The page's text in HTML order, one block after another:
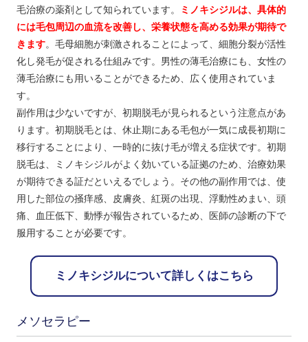
毛治療の薬剤として知られています。
ミノキシジルは、具体的
には毛包周辺の血流を改善し、栄養状態を高める効果が期待で
きます。毛母細胞が刺激されることによって、細胞分裂が活性
化し発毛が促される仕組みです。男性の薄毛治療にも、女性の
薄毛治療にも用いることができるため、広く使用されていま
す。
副作用は少ないですが、初期脱毛が見られるという注意点があ
ります。初期脱毛とは、休止期にある毛包が一気に成長初期に
移行することにより、一時的に抜け毛が増える症状です。初期
脱毛は、ミノキシジルがよく効いている証拠のため、治療効果
が期待できる証だといえるでしょう。その他の副作用では、使
用した部位の掻痒感、皮膚炎、紅斑の出現、浮動性めまい、頭
痛、血圧低下、動悸が報告されているため、医師の診断の下で
服用することが必要です。
ミノキシジルについて詳しくはこちら
メソセラピー